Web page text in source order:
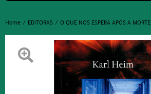
Home EDITORAS O QUE NOS ESPERA APÓS A MORTE